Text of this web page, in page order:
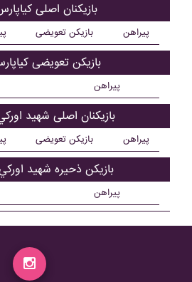
بازیکنان اصلی
بازیکن تعویضی پیراهن
بازیکن تعویضی
پیراهن
بازیکنان اصلی شهيد
بازیکن تعویضی پیراهن
بازیکن ذحیره شهيد
پیراهن